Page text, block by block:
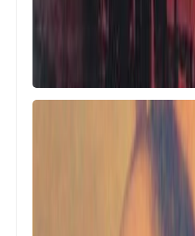
حركة فتح في البداوي